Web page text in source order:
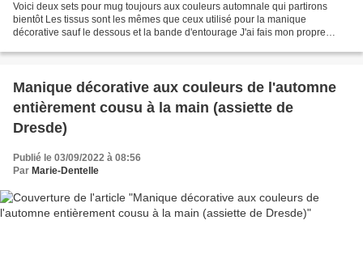
Voici deux sets pour mug toujours aux couleurs automnale qui partirons
bientôt Les tissus sont les mêmes que ceux utilisé pour la manique
décorative sauf le dessous et la bande d'entourage J'ai fais mon propre
Manique décorative aux couleurs de l'automne
entièrement cousu à la main (assiette de
Dresde)
Publié le 03/09/2022 à 08:56
Par Marie-Dentelle